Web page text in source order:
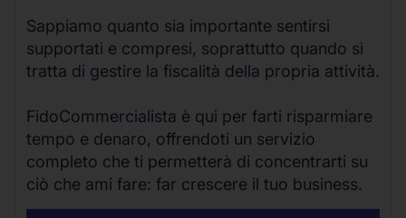
Sappiamo quanto sia importante sentirsi
supportati e compresi, soprattutto quando si
tratta di gestire la fiscalità della propria attività.
FidoCommercialista è qui per farti risparmiare
tempo e denaro, offrendoti un servizio
completo che ti permetterà di concentrarti su
ciò che ami fare: far crescere il tuo business.